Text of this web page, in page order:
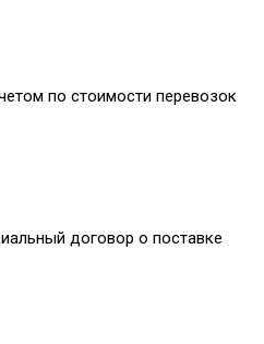
по стоимости перевозок
договор о поставке